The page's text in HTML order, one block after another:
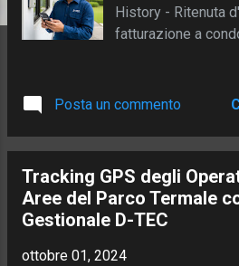
History - Ritenuta
fatturazione a
Posta un commento
Tracking GPS degli
Aree del Parco Termale
Gestionale D-TEC
ottobre 01, 2024